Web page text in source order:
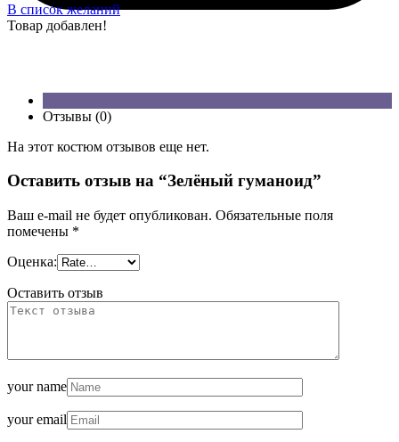
В список желаний
Товар добавлен!
Отзывы (0)
На этот костюм отзывов еще нет.
Оставить отзыв на “Зелёный гуманоид”
Ваш e-mail не будет опубликован. Обязательные поля
помечены *
Оценка:
Оставить отзыв
your name
your email